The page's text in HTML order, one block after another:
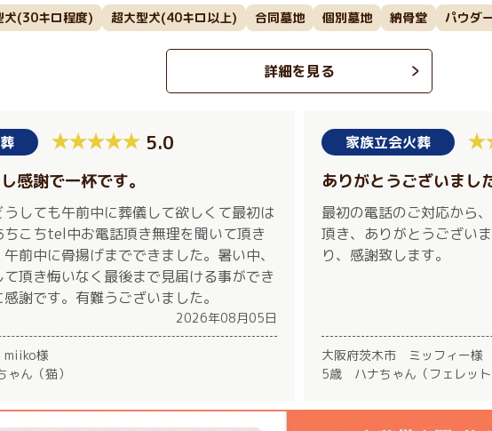
犬(30キロ程度) 超大型犬(40キロ以上) 合同墓地 個別墓地 納骨堂 パウダ
詳細を見る
5.0
感謝で一杯です。
しても午前中に葬儀して欲しくて最初は
ちこちtel中お電話頂き無理を聞いて頂き
前中に骨揚げまでできました。暑い中、
頂き悔いなく最後まで見届ける事ができ
謝です。有難うございました。
2026年08月05日
様
ん（猫）
家族立会火葬
ありがとうございまし
最初の電話のご対応から
頂き、ありがとうござい
り、感謝致します。
大阪府茨木市 ミッフィー様
5歳 ハナちゃん（フェレット